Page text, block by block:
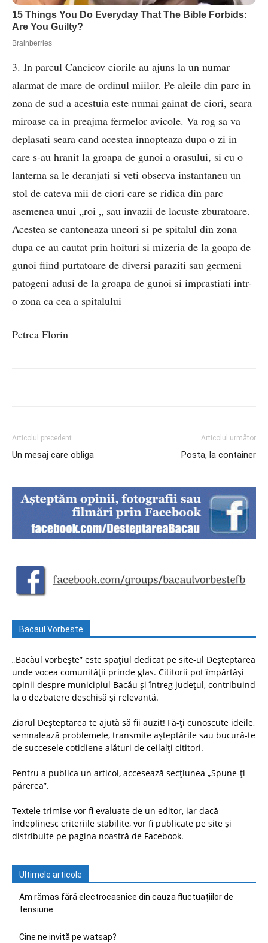
3. In parcul Cancicov ciorile au ajuns la un numar
alarmat de mare de ordinul miilor. Pe aleile din parc in
zona de sud a acestuia este numai gainat de ciori, seara
miroase ca in preajma fermelor avicole. Va rog sa va
deplasati seara cand acestea innopteaza dupa o zi in
care s-au hranit la groapa de gunoi a orasului, si cu o
lanterna sa le deranjati si veti observa instantaneu un
stol de cateva mii de ciori care se ridica din parc
asemenea unui „roi „ sau invazii de lacuste zburatoare.
Acestea se cantoneaza uneori si pe spitalul din zona
dupa ce au cautat prin hoituri si mizeria de la goapa de
gunoi fiind purtatoare de diversi paraziti sau germeni
patogeni adusi de la groapa de gunoi si imprastiati intr-
o zona ca cea a spitalului
Petrea Florin
Articolul precedent
Un mesaj care obliga
Articolul următor
Posta, la container
Bacaul Vorbeste
„Bacăul vorbește” este spațiul dedicat pe site-ul Deșteptarea
unde vocea comunității prinde glas. Cititorii pot împărtăși
opinii despre municipiul Bacău și întreg județul, contribuind
la o dezbatere deschisă și relevantă.
Ziarul Deșteptarea te ajută să fii auzit! Fă-ți cunoscute ideile,
semnalează problemele, transmite așteptările sau bucură-te
de succesele cotidiene alături de ceilalți cititori.
Pentru a publica un articol, accesează secțiunea „Spune-ți
părerea”.
Textele trimise vor fi evaluate de un editor, iar dacă
îndeplinesc criteriile stabilite, vor fi publicate pe site și
distribuite pe pagina noastră de Facebook.
Ultimele articole
Am rămas fără electrocasnice din cauza fluctuațiilor de
tensiune
Cine ne invită pe watsap?